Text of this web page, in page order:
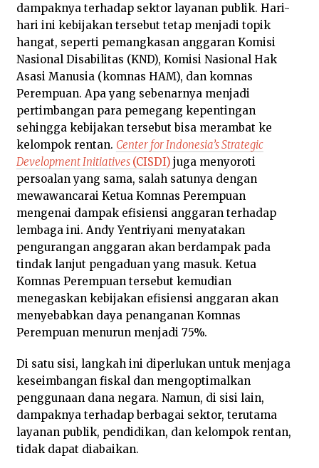
dampaknya terhadap sektor layanan publik. Hari-
hari ini kebijakan tersebut tetap menjadi topik
hangat, seperti pemangkasan anggaran Komisi
Nasional Disabilitas (KND), Komisi Nasional Hak
Asasi Manusia (komnas HAM), dan komnas
Perempuan. Apa yang sebenarnya menjadi
pertimbangan para pemegang kepentingan
sehingga kebijakan tersebut bisa merambat ke
kelompok rentan. Center for Indonesia’s Strategic
Development Initiatives (CISDI) juga menyoroti
persoalan yang sama, salah satunya dengan
mewawancarai Ketua Komnas Perempuan
mengenai dampak efisiensi anggaran terhadap
lembaga ini. Andy Yentriyani menyatakan
pengurangan anggaran akan berdampak pada
tindak lanjut pengaduan yang masuk. Ketua
Komnas Perempuan tersebut kemudian
menegaskan kebijakan efisiensi anggaran akan
menyebabkan daya penanganan Komnas
Perempuan menurun menjadi 75%.
Di satu sisi, langkah ini diperlukan untuk menjaga
keseimbangan fiskal dan mengoptimalkan
penggunaan dana negara. Namun, di sisi lain,
dampaknya terhadap berbagai sektor, terutama
layanan publik, pendidikan, dan kelompok rentan,
tidak dapat diabaikan.